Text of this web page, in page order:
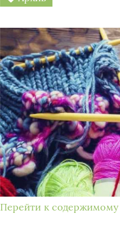
Перейти к содержимому